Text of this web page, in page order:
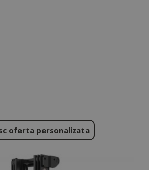
oferta personalizata